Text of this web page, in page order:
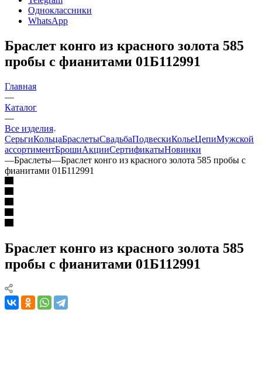
Одноклассники
WhatsApp
Браслет конго из красного золота 585
пробы с фианитами 01Б112991
Главная
—
Каталог
—
Все изделия
СерьгиКольцаБраслетыСвадьбаПодвескиКольеЦепиМужской
ассортиментБрошиАкцииСертификатыНовинки
—Браслеты—Браслет конго из красного золота 585 пробы с
фианитами 01Б112991
Браслет конго из красного золота 585
пробы с фианитами 01Б112991